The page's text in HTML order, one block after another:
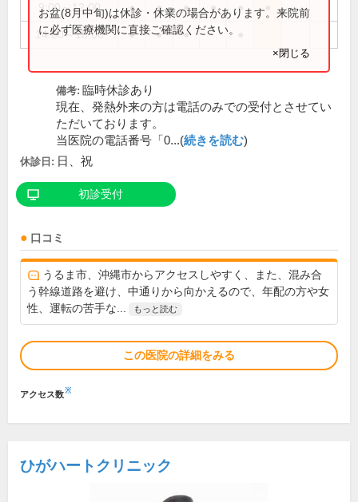
9:00～12:00 ● ● ● ● ●
14:00～18:00 ● ● ●
お盆(8月中旬)は休診・休業の場合があります。来院前
に必ず医療機関に直接ご確認ください。
×閉じる
備考: 臨時休診あり
現在、発熱外来の方は電話のみでの受付とさせてい
ただいております。
当医院の電話番号「0...(続きを読む)
休診日: 日、祝
初診受付
口コミ
うるま市、沖縄市からアクセスしやすく、また、混み合
う幹線道路を避け、中通りから向かえるので、年配の方や女
性、運転の苦手な...
もっと読む
この医院の詳細をみる
アクセス数※
ひがハートクリニック